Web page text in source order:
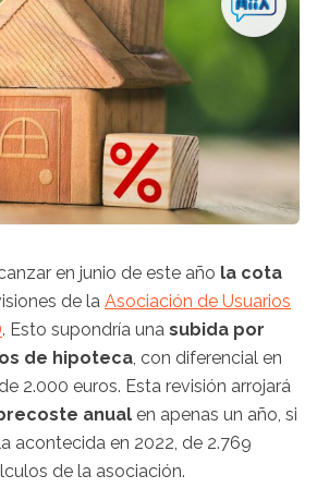
en junio de este año la cota
de la Asociación de Usuarios
. Esto supondría una subida por
de hipoteca, con diferencial en
2.000 euros. Esta revisión arrojará
anual en apenas un año, si
acontecida en 2022, de 2.769
de la asociación.